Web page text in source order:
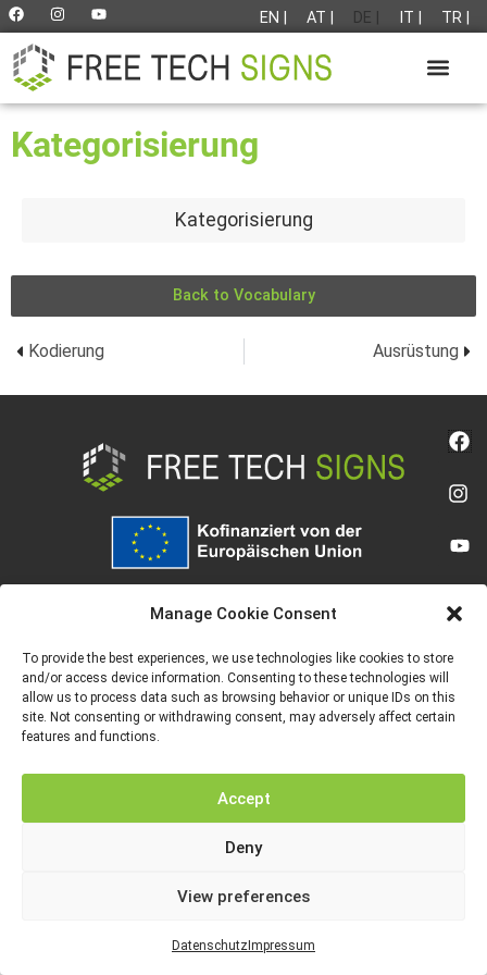
Manage Cookie Consent
To provide the best experiences, we use technologies like cookies to store
and/or access device information. Consenting to these technologies will
allow us to process data such as browsing behavior or unique IDs on this
site. Not consenting or withdrawing consent, may adversely affect certain
features and functions.
Accept
Deny
View preferences
Datenschutz Impressum
EN | AT | DE | IT | TR |
Kategorisierung
Kategorisierung
Back to Vocabulary
Kodierung Ausrüstung
Meinungen entsprechen jedoch ausschließlich denen des Autors bzw. der
Autoren und spiegeln nicht zwingend die der Europäischen Union oder der
werden.
IMPRESSUM DATENSCHUTZ